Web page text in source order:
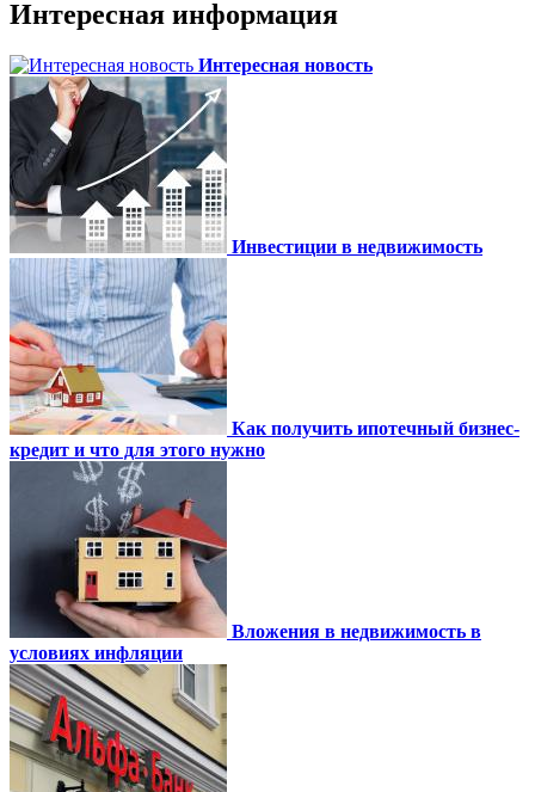
Интересная информация
Интересная новость
Инвестиции в недвижимость
Как получить ипотечный бизнес-
кредит и что для этого нужно
Вложения в недвижимость в
условиях инфляции